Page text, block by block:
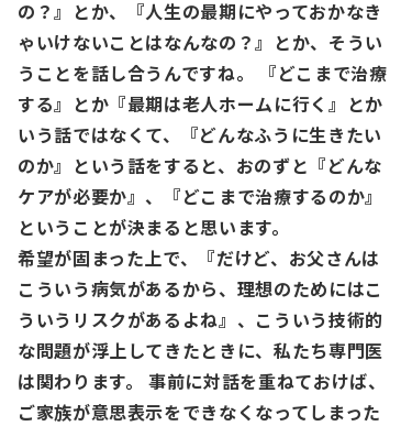
の？』とか、『人生の最期にやっておかなき
ゃいけないことはなんなの？』とか、そうい
うことを話し合うんですね。
『どこまで治療
する』とか『最期は老人ホームに行く』とか
いう話ではなくて、『どんなふうに生きたい
のか』という話をすると、おのずと『どんな
ケアが必要か』、『どこまで治療するのか』
ということが決まると思います。
希望が固まった上で、『だけど、お父さんは
こういう病気があるから、理想のためにはこ
ういうリスクがあるよね』、こういう技術的
な問題が浮上してきたときに、私たち専門医
は関わります。
事前に対話を重ねておけば、
ご家族が意思表示をできなくなってしまった